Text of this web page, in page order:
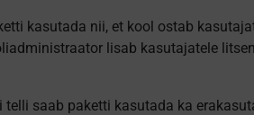
kasutada nii, et kool ostab
lisab kasutajatele
telli saab paketti kasutada ka